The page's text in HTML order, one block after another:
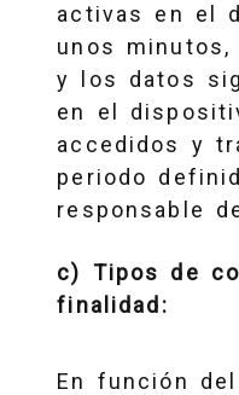
activas en el
unos
y los datos
en el
accedidos y
periodo
responsable
c) Tipos de
finalidad:
En función